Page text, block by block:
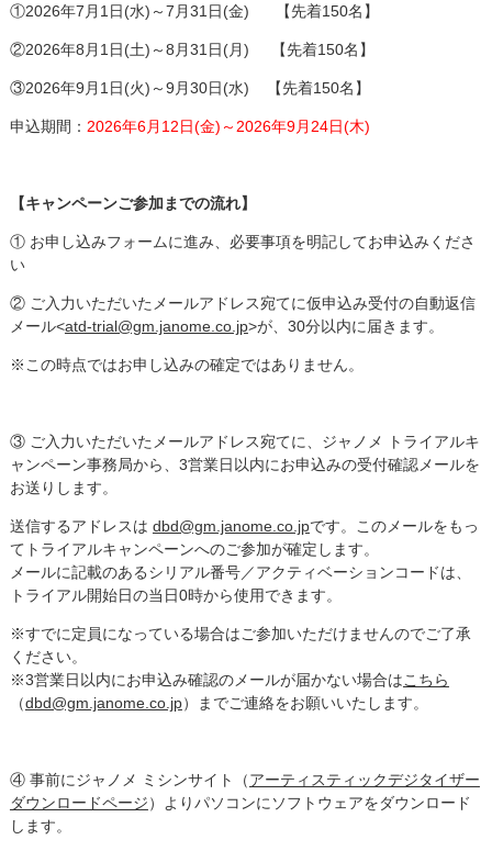
①2026年7月1日(水)～7月31日(金) 【先着150名】
②2026年8月1日(土)～8月31日(月) 【先着150名】
③2026年9月1日(火)～9月30日(水) 【先着150名】
申込期間： 2026年6月12日(金)～2026年9月24日(木)
【キャンペーンご参加までの流れ】
① お申し込みフォームに進み、必要事項を明記してお申込みくださ
い
② ご入力いただいたメールアドレス宛てに仮申込み受付の自動返信
メール<atd-trial@gm.janome.co.jp>が、30分以内に届きます。
※この時点ではお申し込みの確定ではありません。
③ ご入力いただいたメールアドレス宛てに、ジャノメ トライアルキ
ャンペーン事務局から、3営業日以内にお申込みの受付確認メールを
お送りします。
送信するアドレスは dbd@gm.janome.co.jpです。このメールをもっ
てトライアルキャンペーンへのご参加が確定します。
メールに記載のあるシリアル番号／アクティベーションコードは、
トライアル開始日の当日0時から使用できます。
※すでに定員になっている場合はご参加いただけませんのでご了承
ください。
※3営業日以内にお申込み確認のメールが届かない場合はこちら
（dbd@gm.janome.co.jp）までご連絡をお願いいたします。
④ 事前にジャノメ ミシンサイト（アーティスティックデジタイザー
ダウンロードページ）よりパソコンにソフトウェアをダウンロード
します。